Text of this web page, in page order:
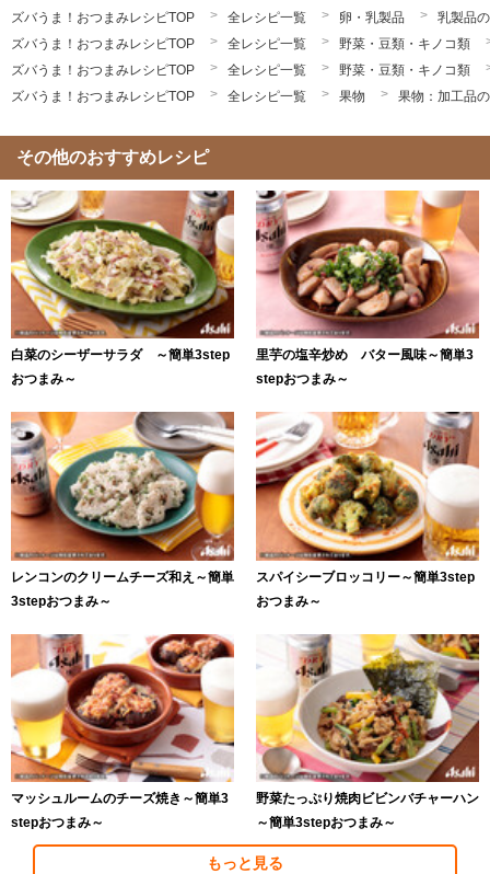
ズバうま！おつまみレシピTOP
全レシピ一覧 卵・乳製品
乳製品
ズバうま！おつまみレシピTOP
全レシピ一覧
野菜・豆類・キノコ類
ズバうま！おつまみレシピTOP
全レシピ一覧
野菜・豆類・キノコ類
ズバうま！おつまみレシピTOP
全レシピ一覧 果物 果物：加工品
その他のおすすめレシピ
白菜のシーザーサラダ ～簡単3step
おつまみ～
里芋の塩辛炒め バター風味～簡単3
stepおつまみ～
レンコンのクリームチーズ和え～簡単
3stepおつまみ～
スパイシーブロッコリー～簡単3step
おつまみ～
マッシュルームのチーズ焼き～簡単3
stepおつまみ～
野菜たっぷり焼肉ビビンバチャーハン
～簡単3stepおつまみ～
もっと見る